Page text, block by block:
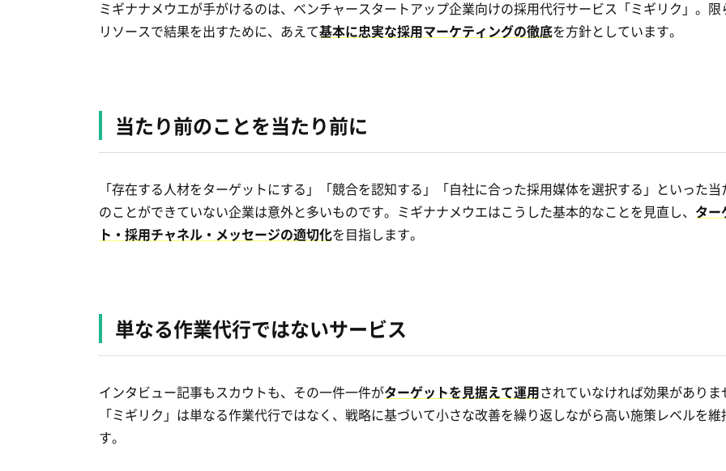
ミギナナメウエが手がけるのは、ベンチャースタートアップ企業向けの採用代行サービス「ミギリク」。限
リソースで結果を出すために、あえて基本に忠実な採用マーケティングの徹底を方針としています。
当たり前のことを当たり前に
「存在する人材をターゲットにする」「競合を認知する」「自社に合った採用媒体を選択する」といった当
のことができていない企業は意外と多いものです。ミギナナメウエはこうした基本的なことを見直し、 ター
ト・採用チャネル・メッセージの適切化を目指します。
単なる作業代行ではないサービス
インタビュー記事もスカウトも、その一件一件がターゲットを見据えて運用されていなければ効果がありま
「ミギリク」は単なる作業代行ではなく、戦略に基づいて小さな改善を繰り返しながら高い施策レベルを維
す。